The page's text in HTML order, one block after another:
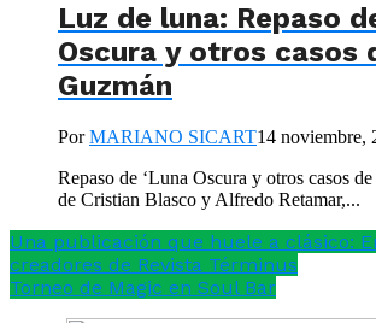
Luz de luna: Repaso
Oscura y otros casos
Guzmán
PorMARIANO SICART14 noviembre,
Repaso de ‘Luna Oscura y otros casos
de Cristian Blasco y Alfredo Retamar,...
Una publicación que huele a clásico:
creadores de Revista Términus
Torneo de Magic en Soul Bar